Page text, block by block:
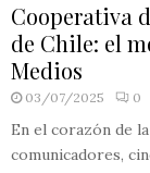
Cooperativa
de Chile: el
Medios
03/07/2025 0
En el corazón de
comunicadores,